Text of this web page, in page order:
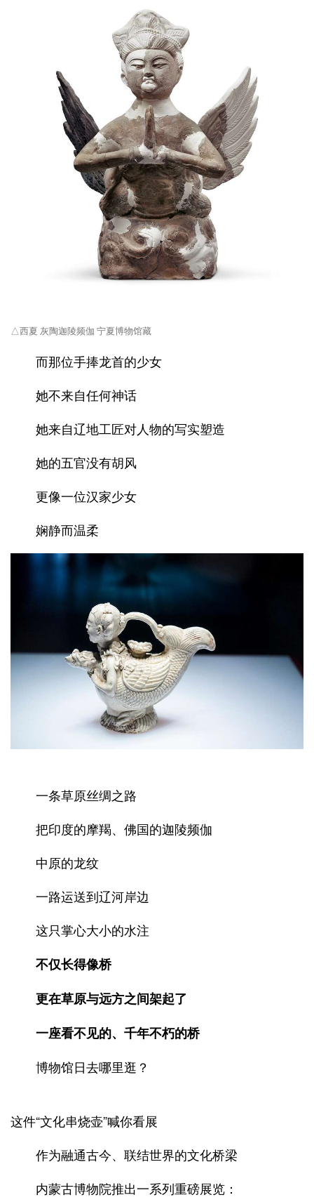
△西夏 灰陶迦陵频伽 宁夏博物馆藏
而那位手捧龙首的少女
她不来自任何神话
她来自辽地工匠对人物的写实塑造
她的五官没有胡风
更像一位汉家少女
娴静而温柔
一条草原丝绸之路
把印度的摩羯、佛国的迦陵频伽
中原的龙纹
一路运送到辽河岸边
这只掌心大小的水注
不仅长得像桥
更在草原与远方之间架起了
一座看不见的、千年不朽的桥
博物馆日去哪里逛？
这件“文化串烧壶”喊你看展
作为融通古今、联结世界的文化桥梁
内蒙古博物院推出一系列重磅展览：